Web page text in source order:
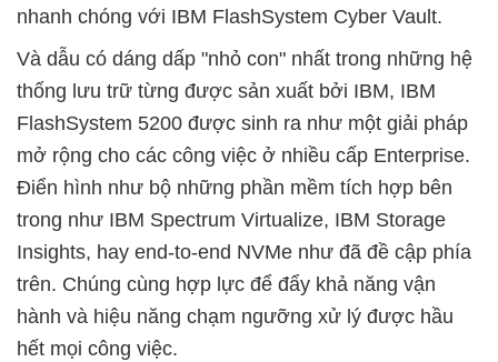
nhanh chóng với IBM FlashSystem Cyber Vault.
Và dẫu có dáng dấp "nhỏ con" nhất trong những hệ
thống lưu trữ từng được sản xuất bởi IBM, IBM
FlashSystem 5200 được sinh ra như một giải pháp
mở rộng cho các công việc ở nhiều cấp Enterprise.
Điển hình như bộ những phần mềm tích hợp bên
trong như IBM Spectrum Virtualize, IBM Storage
Insights, hay end-to-end NVMe như đã đề cập phía
trên. Chúng cùng hợp lực để đẩy khả năng vận
hành và hiệu năng chạm ngưỡng xử lý được hầu
hết mọi công việc.